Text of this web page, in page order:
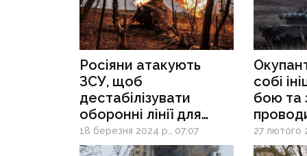
Росіяни атакують
ЗСУ, щоб
дестабілізувати
оборонні лінії для
наступу влітку — ISW
18 березня 2024 р., 07:07
собі
бою та
коли та
ISW
27 лютого